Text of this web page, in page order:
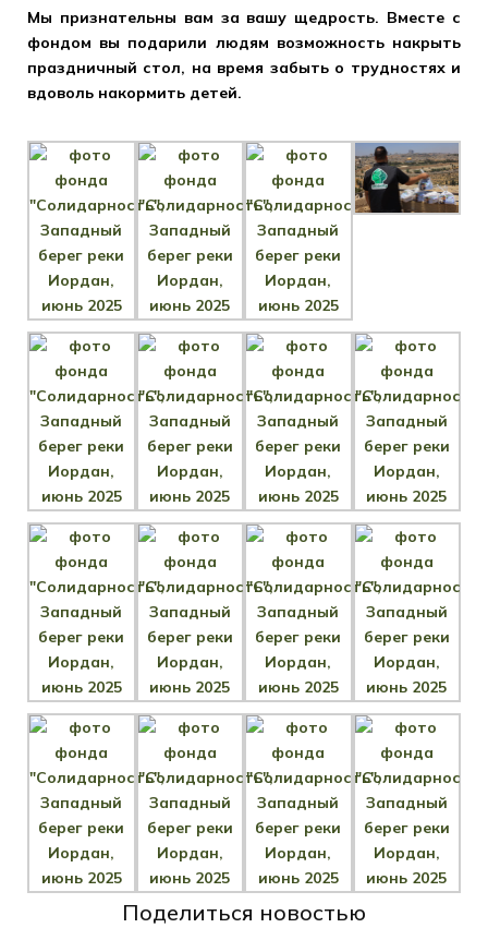
Мы признательны вам за вашу щедрость. Вместе с
фондом вы подарили людям возможность накрыть
праздничный стол, на время забыть о трудностях и
вдоволь накормить детей.
Поделиться новостью